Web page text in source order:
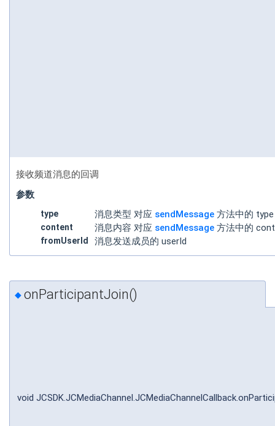
接收频道消息的回调
参数
type 消息类型 对应 sendMessage 方法中的
content 消息内容 对应 sendMessage 方法中的
fromUserId 消息发送成员的 userId
◆ onParticipantJoin()
void